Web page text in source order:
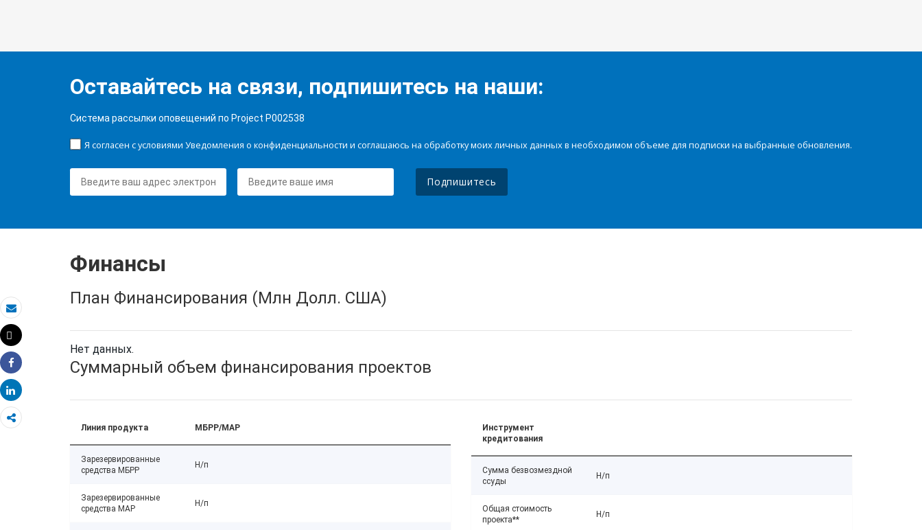
Электронная почта
Распечатать
Tweet
Share
Share
Оставайтесь на связи, подпишитесь на наши:
Система рассылки оповещений по Project P002538
Я согласен с условиями Уведомления о конфиденциальности и соглашаюсь на обработку моих личных данных в необходимом объеме для подписки на выбранные обновления.
Подпишитесь
Финансы
План Финансирования (Млн Долл. США)
Нет данных.
Суммарный объем финансирования проектов
Линия продукта МБРР/МАР
Зарезервированные
средства МБРР
Н/п
Зарезервированные
средства МАР
Н/п
Инструмент
кредитования
Сумма безвозмездной
ссуды
Н/п
Общая стоимость
проекта**
Н/п